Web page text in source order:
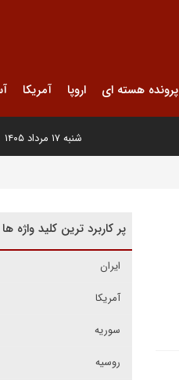
پرونده هسته ای اروپا آمریکا
شنبه ۱۷ مرداد ۱۴۰۵
پر کاربرد ترین کلید واژه ها
ایران
آمریکا
سوریه
روسیه